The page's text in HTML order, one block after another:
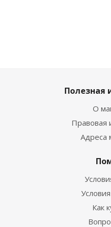
Полезная
О
Правовая
Адреса
Как